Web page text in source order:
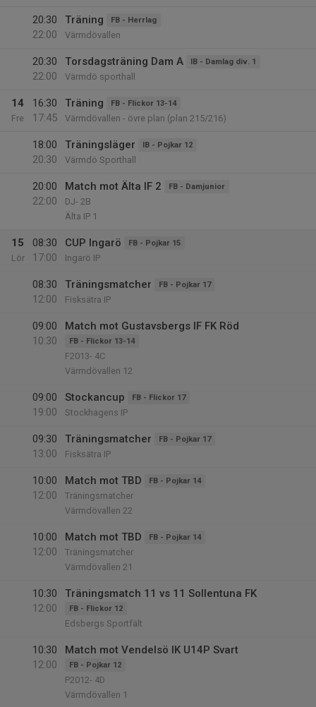
20:30
22:00
Träning FB - Herrlag
Värmdövallen
20:30
22:00
Torsdagsträning Dam A IB - Damlag div. 1
Värmdö sporthall
14
Fre
16:30
17:45
Träning FB - Flickor 13-14
Värmdövallen - övre plan (plan 215/216)
18:00
20:30
Träningsläger IB - Pojkar 12
Värmdö Sporthall
20:00
22:00
Match mot Älta IF 2 FB - Damjunior
DJ- 2B
Älta IP 1
15
Lör
08:30
17:00
CUP Ingarö FB - Pojkar 15
Ingarö IP
08:30
12:00
Träningsmatcher FB - Pojkar 17
Fisksätra IP
09:00
10:30
Match mot Gustavsbergs IF FK Röd
FB - Flickor 13-14
F2013- 4C
Värmdövallen 12
09:00
19:00
Stockancup FB - Flickor 17
Stockhagens IP
09:30
13:00
Träningsmatcher FB - Pojkar 17
Fisksätra IP
10:00
12:00
Match mot TBD FB - Pojkar 14
Träningsmatcher
Värmdövallen 22
10:00
12:00
Match mot TBD FB - Pojkar 14
Träningsmatcher
Värmdövallen 21
10:30
12:00
Träningsmatch 11 vs 11 Sollentuna FK
FB - Flickor 12
Edsbergs Sportfält
10:30
12:00
Match mot Vendelsö IK U14P Svart
FB - Pojkar 12
P2012- 4D
Värmdövallen 1